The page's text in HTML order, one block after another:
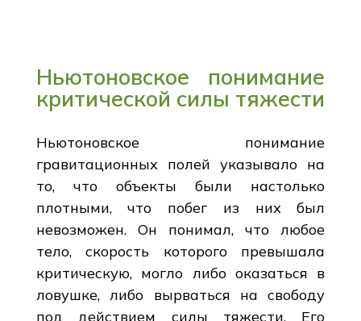
Ньютоновское понимание
критической силы тяжести
Ньютоновское понимание
гравитационных полей указывало на
то, что объекты были настолько
плотными, что побег из них был
невозможен. Он понимал, что любое
тело, скорость которого превышала
критическую, могло либо оказаться в
ловушке, либо вырваться на свободу
под действием силы тяжести. Его